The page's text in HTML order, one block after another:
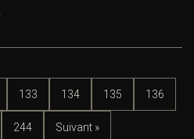
133 134 135 136
244 Suivant »